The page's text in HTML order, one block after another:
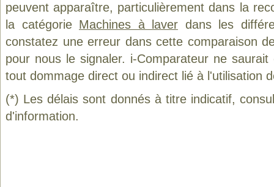
peuvent apparaître, particulièrement dans la
la catégorie Machines à laver dans les
constatez une erreur dans cette comparaison
pour nous le signaler. i-Comparateur ne
tout dommage direct ou indirect lié à l'utilisation
(*) Les délais sont donnés à titre indicatif,
d'information.